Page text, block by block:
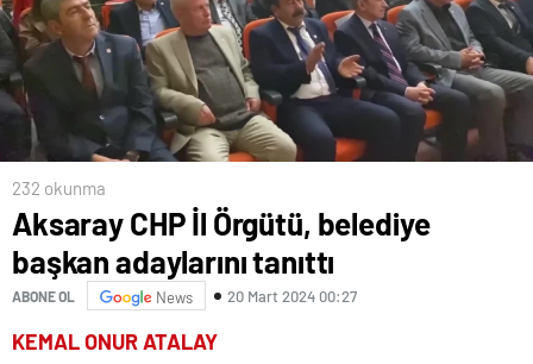
232 okunma
Aksaray CHP İl Örgütü, belediye
başkan adaylarını tanıttı
ABONE OL News 20 Mart 2024 00:27
KEMAL ONUR ATALAY